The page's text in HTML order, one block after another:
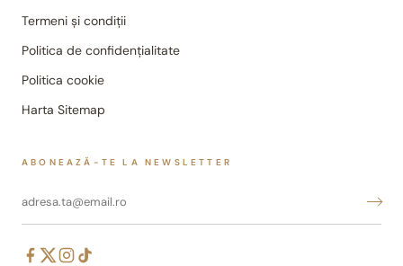
Termeni și condiții
Politica de confidențialitate
Politica cookie
Harta Sitemap
ABONEAZĂ-TE LA NEWSLETTER